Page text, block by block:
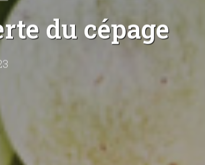
du cépage